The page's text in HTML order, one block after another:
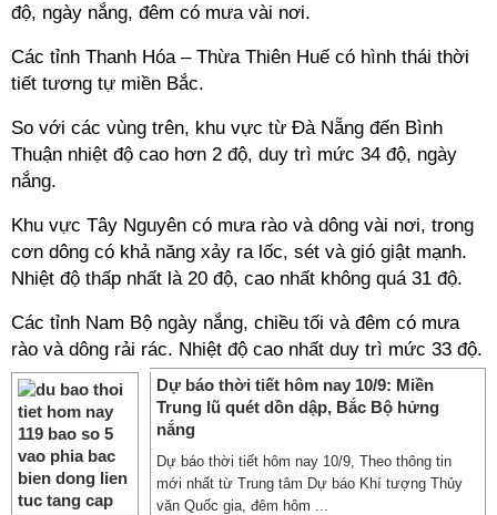
độ, ngày nắng, đêm có mưa vài nơi.
Các tỉnh Thanh Hóa – Thừa Thiên Huế có hình thái thời
tiết tương tự miền Bắc.
So với các vùng trên, khu vực từ Đà Nẵng đến Bình
Thuận nhiệt độ cao hơn 2 độ, duy trì mức 34 độ, ngày
nắng.
Khu vực Tây Nguyên có mưa rào và dông vài nơi, trong
cơn dông có khả năng xảy ra lốc, sét và gió giật mạnh.
Nhiệt độ thấp nhất là 20 độ, cao nhất không quá 31 độ.
Các tỉnh Nam Bộ ngày nắng, chiều tối và đêm có mưa
rào và dông rải rác. Nhiệt độ cao nhất duy trì mức 33 độ.
Dự báo thời tiết hôm nay 10/9: Miền
Trung lũ quét dồn dập, Bắc Bộ hửng
nắng
Dự báo thời tiết hôm nay 10/9, Theo thông tin
mới nhất từ Trung tâm Dự báo Khí tượng Thủy
văn Quốc gia, đêm hôm ...